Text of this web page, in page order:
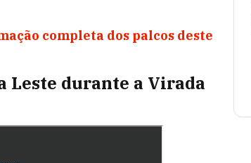
completa dos palcos deste
Leste durante a Virada